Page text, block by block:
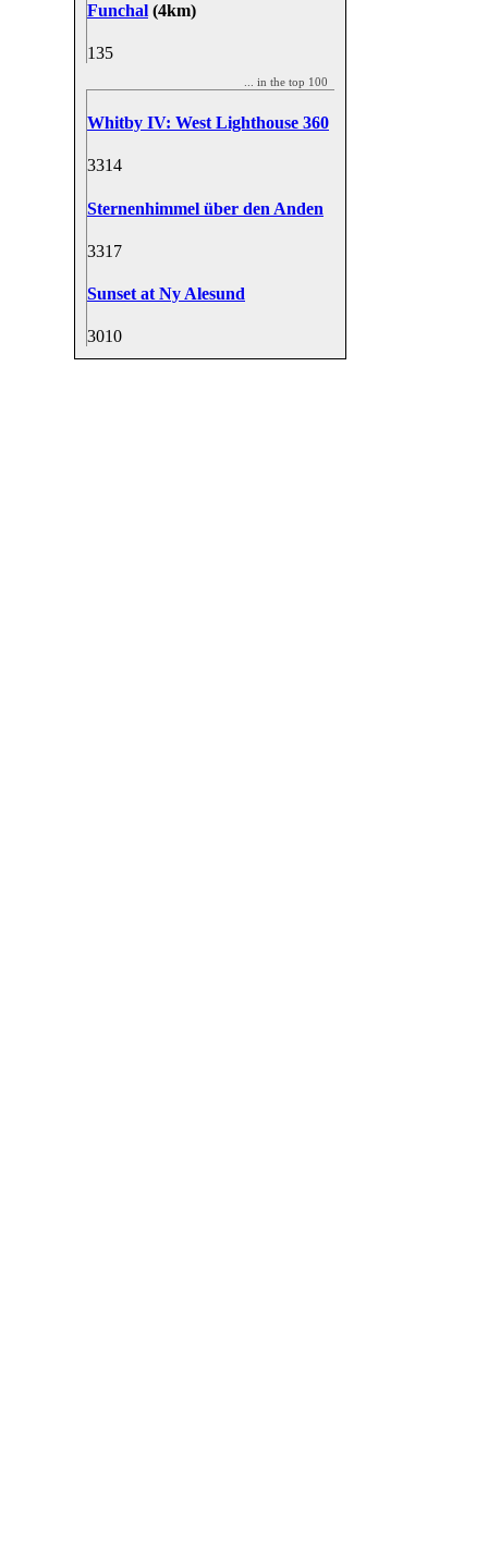
Funchal (4km)
135
... in the top 100
Whitby IV: West Lighthouse 360
3314
Sternenhimmel über den Anden
3317
Sunset at Ny Alesund
3010